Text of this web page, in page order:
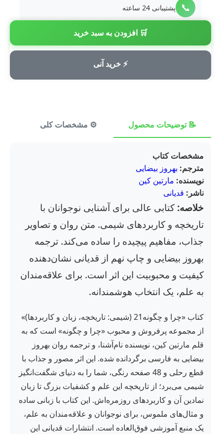
🛒 افزودن به سبد خرید
⚡ خرید آنی
📞 پشتیبانی 24 ساعته
💳 پرداخت امن
📝 توضیحات محصول ⚙️ مشخصات کلی
مشخصات کتاب
مترجم: بهروز بیضایی
نویسنده: مارتین کین
ناشر: قدیانی
خلاصه: کتابی عالی برای آشنایی نوجوانان با
تاریخچه و کاربردهای شیمی. متن روان و تصاویر
جذاب، مفاهیم پیچیده را ساده می‌کند. ترجمه
بهروز بیضایی و چاپ نهم از قدیانی نشان‌دهنده
کیفیت و محبوبیت این اثر است. برای علاقه‌مندان
به علم، یک انتخاب هوشمندانه.
کتاب «چرا و چگونه21 (شیمی: تاریخچه، زبان و کاربردها)»
از مجموعه پرفروش و محبوب «چرا و چگونه» است که به
قلم مارتین کین، نویسنده نام‌آشنا، و ترجمه روان بهروز
بیضایی به فارسی برگردانده شده. این اثر مصور و جذاب با
قطع رحلی و 48 صفحه رنگی، شما را به دنیای شگفت‌انگیز
شیمی می‌برد؛ از تاریخچه این علم و کشفیات بزرگ تا زبان
نمادین آن و کاربردهای روزمره‌اش. این کتاب با زبانی ساده
و مثال‌های ملموس، برای نوجوانان و علاقه‌مندان به علم،
یک منبع آموزشی فوق‌العاده است. انتشارات قدیانی این